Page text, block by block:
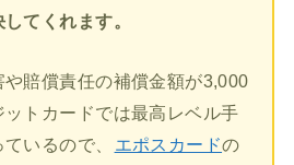
てくれます。
賠償責任の補償金額が3,000
トカードでは最高レベル手
いるので、
エポスカードの